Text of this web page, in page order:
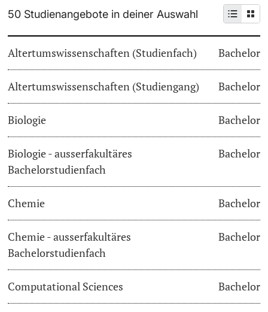
Doktorierende
Fördernde & Alumni
weitere Informationen
Dozierende
Informationen, Veranstaltungen & Schnuppern
Studienberatung
Studienfachberatung
Im Studium
Vorlesungsverzeichnis
Belegen
Termine & Fristen
Weiterbildung
Universität
50 Studienangebote in deiner Auswahl
Altertumswissenschaften (Studienfach) Bachelor
Altertumswissenschaften (Studiengang) Bachelor
Biologie Bachelor
Biologie - ausserfakultäres
Bachelorstudienfach
Bachelor
Chemie Bachelor
Chemie - ausserfakultäres
Bachelorstudienfach
Bachelor
Computational Sciences Bachelor